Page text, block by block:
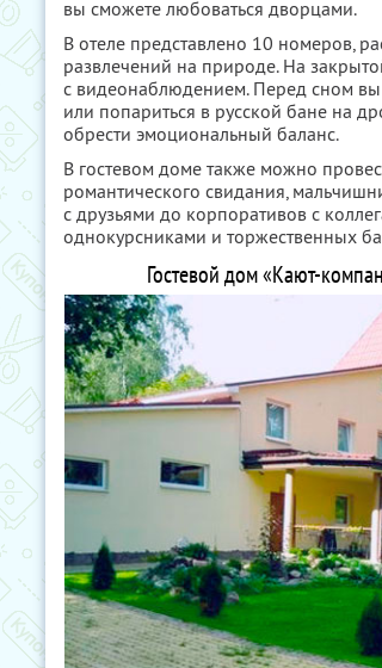
вы сможете любоваться дворцами.
В отеле представлено 10 номеров,
развлечений на природе. На
с видеонаблюдением. Перед сном вы
или попариться в русской бане на
обрести эмоциональный баланс.
В гостевом доме также можно
романтического свидания,
с друзьями до корпоративов с
однокурсниками и торжественных
Гостевой дом «Кают-